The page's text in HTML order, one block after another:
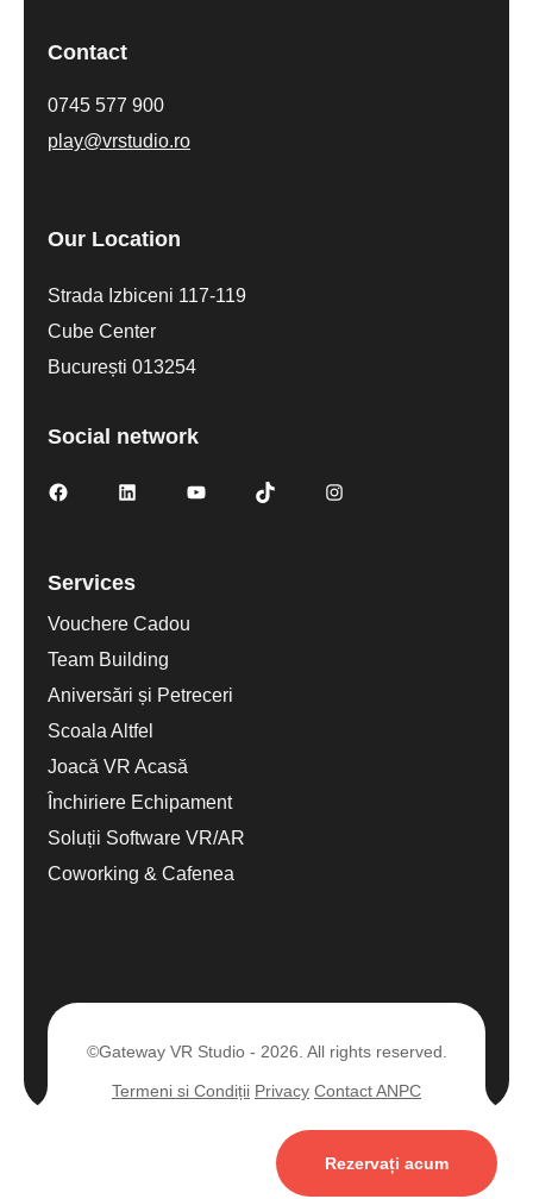
Contact
0745 577 900
play@vrstudio.ro
Our Location
Strada Izbiceni 117-119
Cube Center
București 013254
Social network
Services
Vouchere Cadou
Team Building
Aniversări și Petreceri
Scoala Altfel
Joacă VR Acasă
Închiriere Echipament
Soluții Software VR/AR
Coworking & Cafenea
©Gateway VR Studio - 2026. All rights reserved.
Termeni si Condiții Privacy Contact ANPC
Rezervați acum